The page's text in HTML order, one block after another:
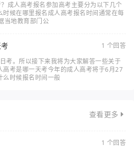
成人高考报名参加高考主要分为以下几个
候在哪里报名成人高考报名时间通常在每
当地教育部门公
1 个回答
考。所以接下来我将为大家解答一些关于
考是哪一天考今年的成人高考将于6月27
么时候报名时间一般
查看更多
1 个回答